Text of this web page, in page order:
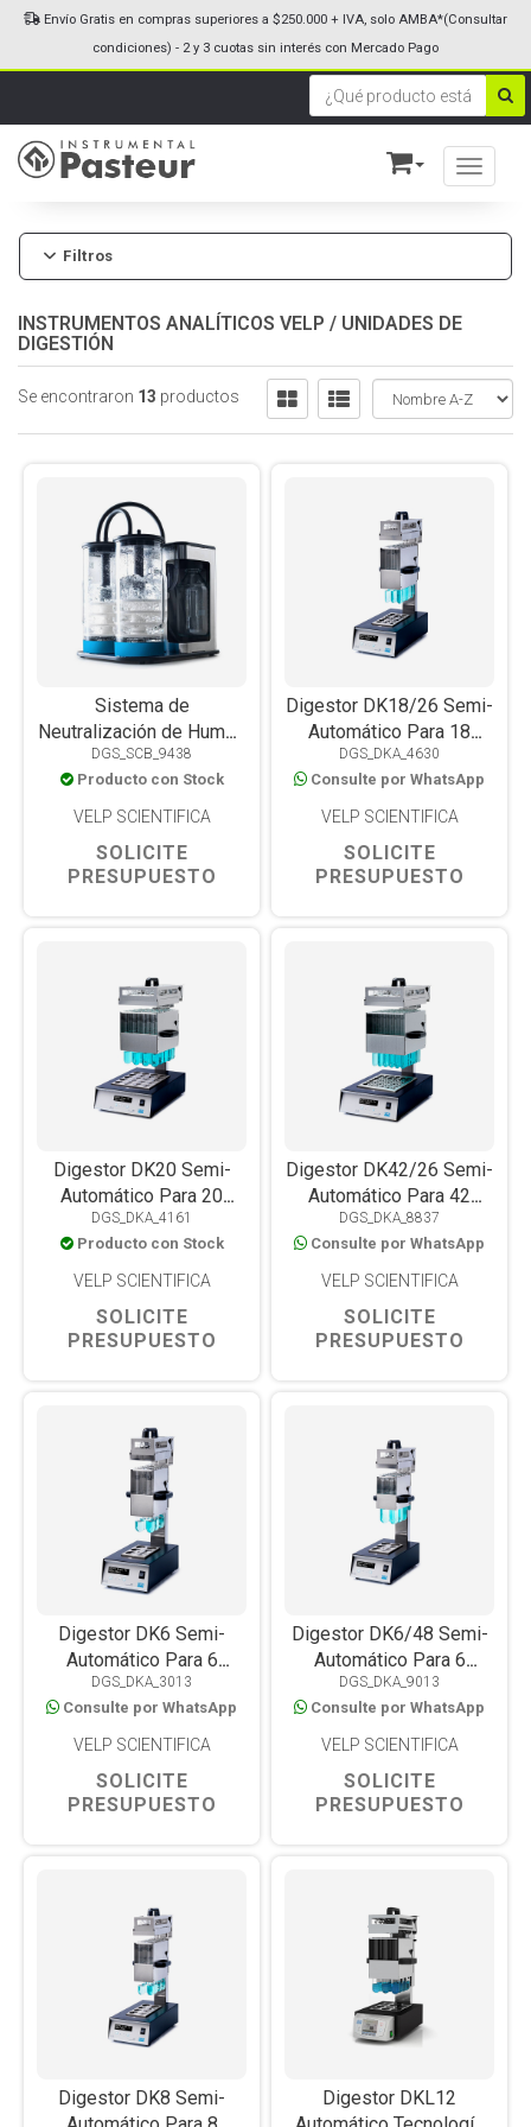
Toggle
Envío Gratis en compras superiores a $250.000 + IVA, solo AMBA*(Consultar
condiciones) - 2 y 3 cuotas sin interés con Mercado Pago
Filtros
INSTRUMENTOS ANALÍTICOS VELP / UNIDADES DE
DIGESTIÓN
Se encontraron 13 productos
Sistema de
Neutralización de Humos
y Gases Tóxicos KS1000
DGS_SCB_9438
Producto con Stock
VELP SCIENTIFICA
SOLICITE
PRESUPUESTO
Digestor DK18/26 Semi-
Automático Para 18
Muestras
DGS_DKA_4630
Consulte por WhatsApp
VELP SCIENTIFICA
SOLICITE
PRESUPUESTO
Digestor DK20 Semi-
Automático Para 20
Muestras
DGS_DKA_4161
Producto con Stock
VELP SCIENTIFICA
SOLICITE
PRESUPUESTO
Digestor DK42/26 Semi-
Automático Para 42
Muestras
DGS_DKA_8837
Consulte por WhatsApp
VELP SCIENTIFICA
SOLICITE
PRESUPUESTO
Digestor DK6 Semi-
Automático Para 6
Muestras
DGS_DKA_3013
Consulte por WhatsApp
VELP SCIENTIFICA
SOLICITE
PRESUPUESTO
Digestor DK6/48 Semi-
Automático Para 6
Muestras
DGS_DKA_9013
Consulte por WhatsApp
VELP SCIENTIFICA
SOLICITE
PRESUPUESTO
Digestor DK8 Semi-
Digestor DKL12